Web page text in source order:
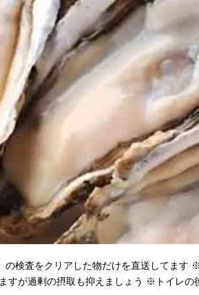
の検査をクリアした物だけを直送してます
すが過剰の摂取も抑えましょう ※トイレの